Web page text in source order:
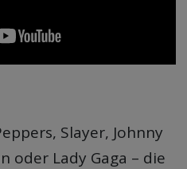
Slayer, Johnny
oder Lady Gaga – die